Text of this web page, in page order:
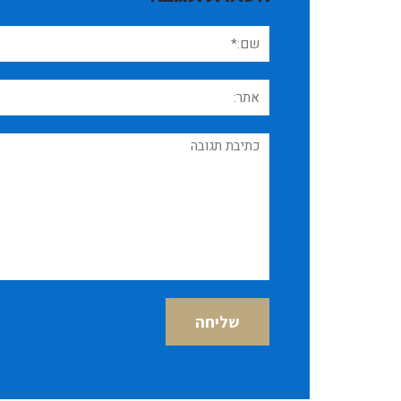
שם:*
אתר:
תגובה